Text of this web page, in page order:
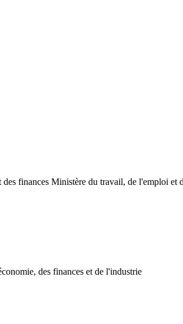
finances Ministère du travail, de l'emploi et
des finances et de l'industrie